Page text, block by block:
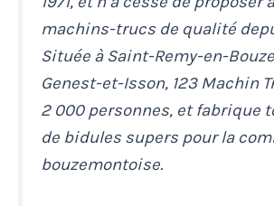
machins-trucs de qualité
Située à Saint-Remy-en-
Genest-et-Isson, 123 Machin
2 000 personnes, et fabrique
de bidules supers pour la
bouzemontoise.